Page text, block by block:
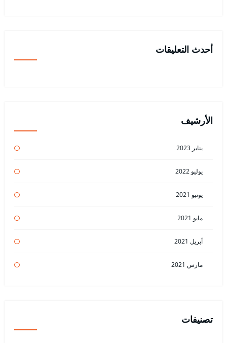
أحدث التعليقات
الأرشيف
يناير 2023
يوليو 2022
يونيو 2021
مايو 2021
أبريل 2021
مارس 2021
تصنيفات